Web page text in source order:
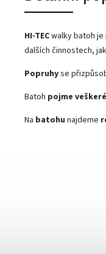
HI-TECwalky batoh je
dalších činnostech,
Popruhyse
Batoh pojme veškeré
Na batohu najdeme